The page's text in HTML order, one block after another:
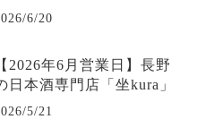
6/20
【2026年6月営業日】長野
日本酒専門店「坐kura」
5/21